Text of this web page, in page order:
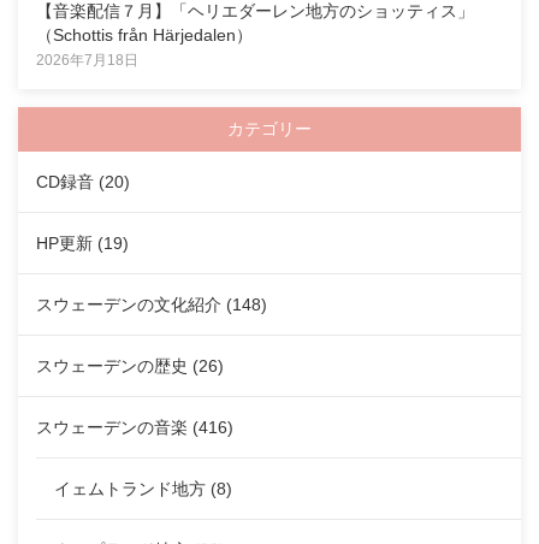
【音楽配信７月】「ヘリエダーレン地方のショッティス」
（Schottis från Härjedalen）
2026年7月18日
カテゴリー
CD録音 (20)
HP更新 (19)
スウェーデンの文化紹介 (148)
スウェーデンの歴史 (26)
スウェーデンの音楽 (416)
イェムトランド地方 (8)